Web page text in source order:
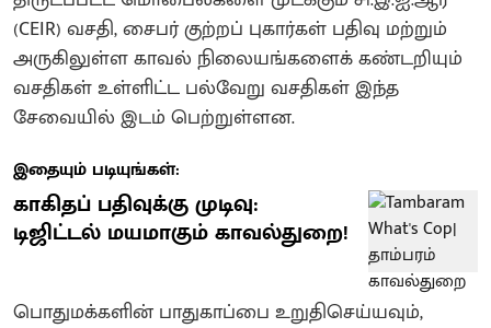
(CEIR) வசதி, சைபர் குற்றப் புகார்கள் பதிவு மற்றும்
அருகிலுள்ள காவல் நிலையங்களைக் கண்டறியும்
வசதிகள் உள்ளிட்ட பல்வேறு வசதிகள் இந்த
சேவையில் இடம் பெற்றுள்ளன.
இதையும் படியுங்கள்:
காகிதப் பதிவுக்கு முடிவு:
டிஜிட்டல் மயமாகும் காவல்துறை!
பொதுமக்களின் பாதுகாப்பை உறுதிசெய்யவும்,